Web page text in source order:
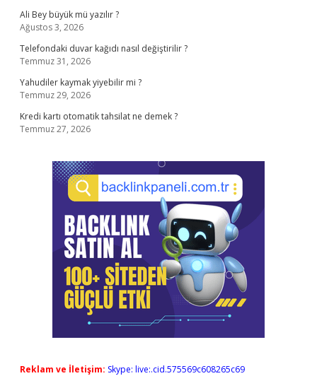
Ali Bey büyük mü yazılır ?
Ağustos 3, 2026
Telefondaki duvar kağıdı nasıl değiştirilir ?
Temmuz 31, 2026
Yahudiler kaymak yiyebilir mi ?
Temmuz 29, 2026
Kredi kartı otomatik tahsilat ne demek ?
Temmuz 27, 2026
Reklam ve İletişim: Skype: live:.cid.575569c608265c69